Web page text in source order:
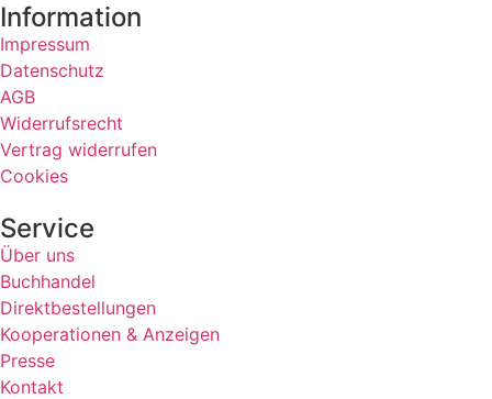
Information
Impressum
Datenschutz
AGB
Widerrufsrecht
Vertrag widerrufen
Cookies
Service
Über uns
Buchhandel
Direktbestellungen
Kooperationen & Anzeigen
Presse
Kontakt